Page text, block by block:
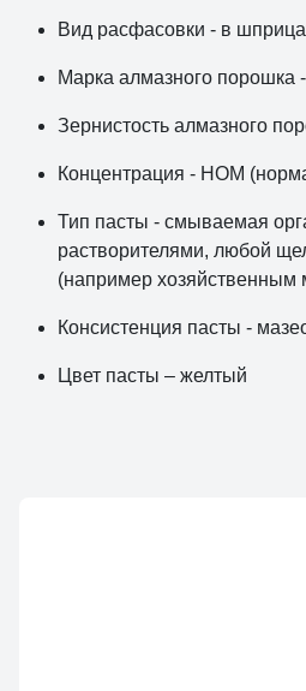
Вид расфасовки - в
Марка алмазного порошка
Зернистость алмазного
Концентрация - НОМ
Тип пасты - смываемая
растворителями, любой
(например
Консистенция пасты -
Цвет пасты – желтый